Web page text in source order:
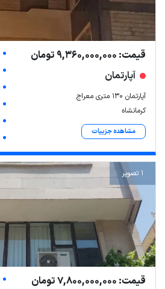
Leaflet| Map data ©ariamarz.com
قیمت: 9,360,000,000 تومان
آپارتمان
آپارتمان ۱۳۰ متری معراج
کرمانشاه
مشاهده جزییات
1 تصویر
قیمت: 7,800,000,000 تومان